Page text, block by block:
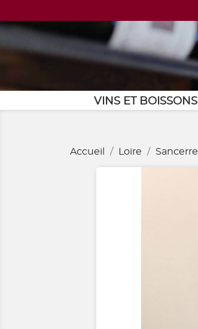
VINS ET BOISSONS
Accueil Loire Sancerre